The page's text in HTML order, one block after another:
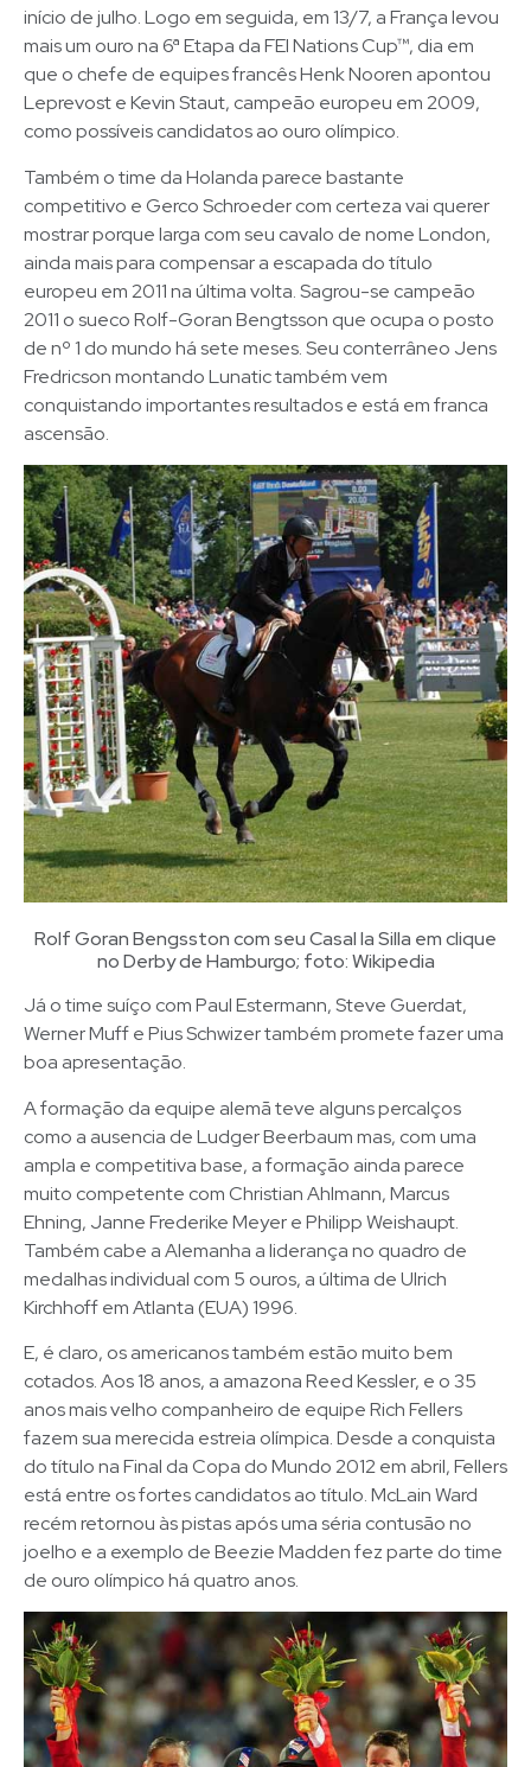
início de julho. Logo em seguida, em 13/7, a França levou
mais um ouro na 6ª Etapa da FEI Nations Cup™, dia em
que o chefe de equipes francês Henk Nooren apontou
Leprevost e Kevin Staut, campeão europeu em 2009,
como possíveis candidatos ao ouro olímpico.
Também o time da Holanda parece bastante
competitivo e Gerco Schroeder com certeza vai querer
mostrar porque larga com seu cavalo de nome London,
ainda mais para compensar a escapada do título
europeu em 2011 na última volta. Sagrou-se campeão
2011 o sueco Rolf-Goran Bengtsson que ocupa o posto
de nº 1 do mundo há sete meses. Seu conterrâneo Jens
Fredricson montando Lunatic também vem
conquistando importantes resultados e está em franca
ascensão.
Rolf Goran Bengsston com seu Casal la Silla em clique
no Derby de Hamburgo; foto: Wikipedia
Já o time suíço com Paul Estermann, Steve Guerdat,
Werner Muff e Pius Schwizer também promete fazer uma
boa apresentação.
A formação da equipe alemã teve alguns percalços
como a ausencia de Ludger Beerbaum mas, com uma
ampla e competitiva base, a formação ainda parece
muito competente com Christian Ahlmann, Marcus
Ehning, Janne Frederike Meyer e Philipp Weishaupt.
Também cabe a Alemanha a liderança no quadro de
medalhas individual com 5 ouros, a última de Ulrich
Kirchhoff em Atlanta (EUA) 1996.
E, é claro, os americanos também estão muito bem
cotados. Aos 18 anos, a amazona Reed Kessler, e o 35
anos mais velho companheiro de equipe Rich Fellers
fazem sua merecida estreia olímpica. Desde a conquista
do título na Final da Copa do Mundo 2012 em abril, Fellers
está entre os fortes candidatos ao título. McLain Ward
recém retornou às pistas após uma séria contusão no
joelho e a exemplo de Beezie Madden fez parte do time
de ouro olímpico há quatro anos.